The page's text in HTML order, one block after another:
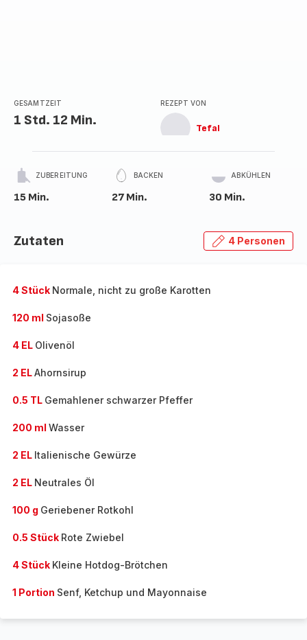
GESAMTZEIT
1 Std. 12 Min.
REZEPT VON
Tefal
ZUBEREITUNG
15 Min.
BACKEN
27 Min.
ABKÜHLEN
30 Min.
Zutaten 4 Personen
4 Stück Normale, nicht zu große Karotten
120 ml Sojasoße
4 EL Olivenöl
2 ELAhornsirup
0.5 TL Gemahlener schwarzer Pfeffer
200 ml Wasser
2 EL Italienische Gewürze
2 EL Neutrales Öl
100 g Geriebener Rotkohl
0.5 Stück Rote Zwiebel
4 Stück Kleine Hotdog-Brötchen
1 Portion Senf, Ketchup und Mayonnaise